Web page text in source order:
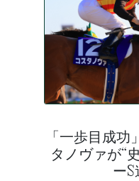
「一歩目成
タノヴァが“
ー